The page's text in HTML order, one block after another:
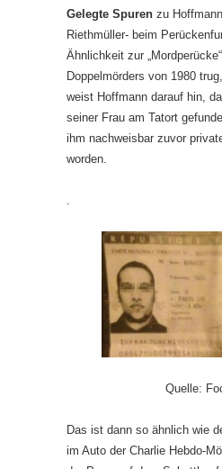
Gelegte Spuren zu
Riethmüller- beim
Ähnlichkeit zur
Doppelmörders von 1980
weist Hoffmann darauf hin,
seiner Frau am Tatort
ihm nachweisbar zuvor
worden.
Quelle:
Das ist dann so ähnlich wie
im Auto der Charlie Hebdo-